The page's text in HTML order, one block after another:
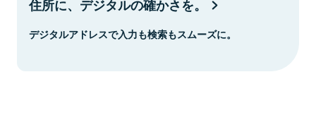
住所に、デジタルの確かさを。
デジタルアドレスで入力も検索もスムーズに。